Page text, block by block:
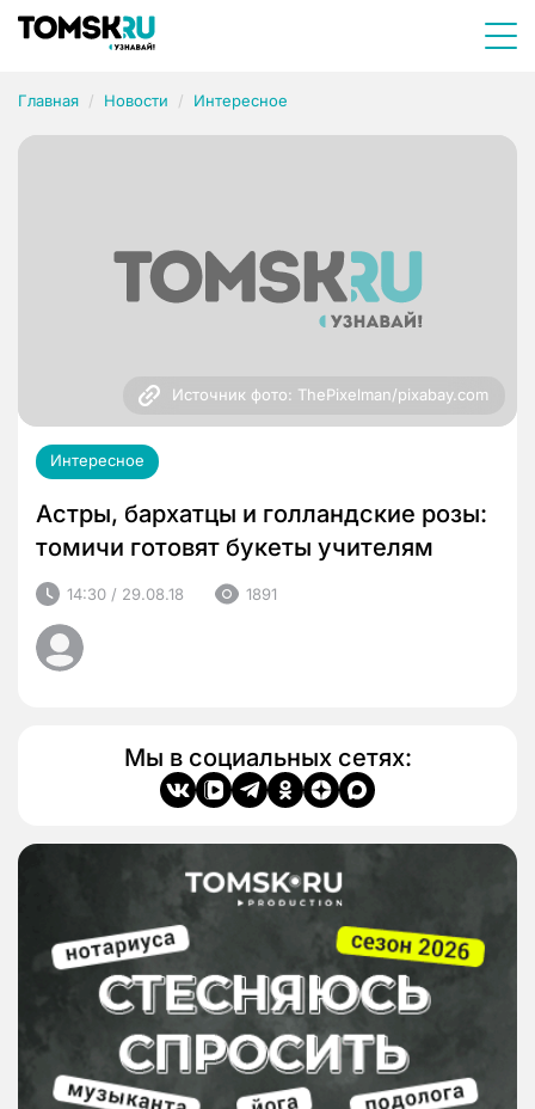
Главная Новости Интересное
Источник фото: ThePixelman/pixabay.com
Интересное
Астры, бархатцы и голландские розы:
томичи готовят букеты учителям
14:30 / 29.08.18 1891
Мы в социальных сетях: